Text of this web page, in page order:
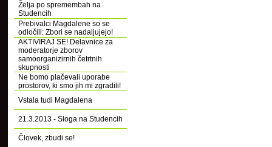
Želja po spremembah na
Studencih
Prebivalci Magdalene so se
odločili: Zbori se nadaljujejo!
AKTIVIRAJ SE! Delavnice za
moderatorje zborov
samoorganizirnih četrtnih
skupnosti
Ne bomo plačevali uporabe
prostorov, ki smo jih mi zgradili!
Vstala tudi Magdalena
21.3.2013 - Sloga na Studencih
Človek, zbudi se!